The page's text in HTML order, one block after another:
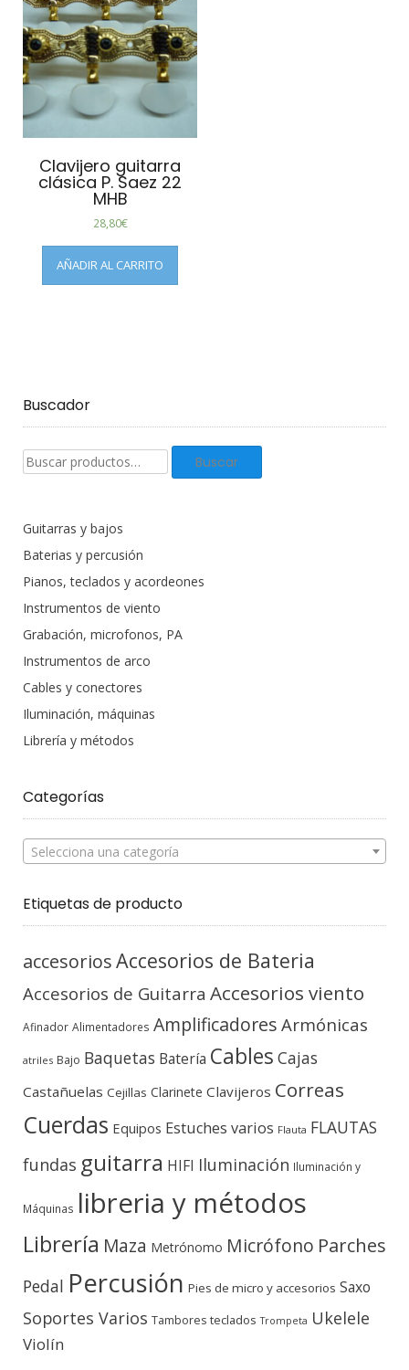
Clavijero guitarra
clásica P. Saez 22
MHB
28,80€
AÑADIR AL CARRITO
Buscador
Buscar
productos:
Buscar
Guitarras y bajos
Baterias y percusión
Pianos, teclados y acordeones
Instrumentos de viento
Grabación, microfonos, PA
Instrumentos de arco
Cables y conectores
Iluminación, máquinas
Librería y métodos
Categorías
Selecciona una categoría
Etiquetas de producto
accesoriosAccesorios de Bateria
Accesorios de Guitarra Accesorios viento
Afinador Alimentadores Amplificadores Armónicas
atriles Bajo Baquetas Batería Cables Cajas
Castañuelas Cejillas Clarinete Clavijeros Correas
Cuerdas Equipos Estuches varios Flauta FLAUTAS
fundas guitarra HIFI Iluminación Iluminación y
Máquinas libreria y métodos
Librería Maza Metrónomo Micrófono Parches
Pedal Percusión Pies de micro y accesorios Saxo
Soportes Varios Tambores teclados Trompeta Ukelele
Violín